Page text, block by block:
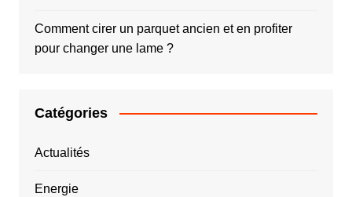
Comment cirer un parquet ancien et en profiter
pour changer une lame ?
Catégories
Actualités
Energie